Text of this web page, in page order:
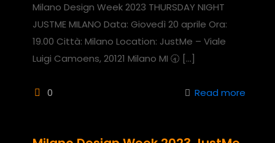
Milano Design Week 2023 THURSDAY NIGHT
JUSTME MILANO Data: Giovedì 20 aprile Ora:
19.00 Città: Milano Location: JustMe – Viale
Luigi Camoens, 20121 Milano MI 🕣 […]
0 Read more